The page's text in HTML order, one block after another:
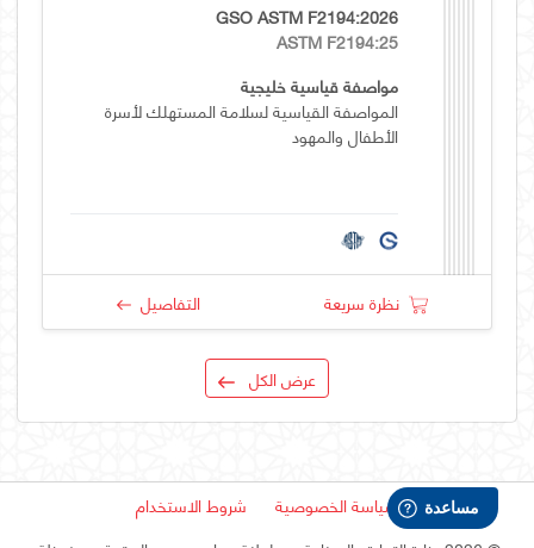
GSO ASTM F2194:2026
ASTM F2194:25
مواصفة قياسية خليجية
المواصفة القياسية لسلامة المستهلك لأسرة
الأطفال والمهود
نظرة سريعة التفاصيل
عرض الكل
سياسة الخصوصية
شروط الاستخدام